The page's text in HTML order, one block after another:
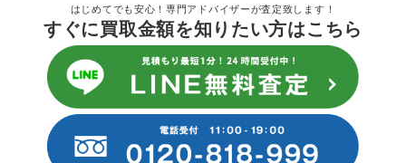
はじめてでも安心！専門アドバイザーが査定致します！
すぐに買取金額を知りたい方はこちら